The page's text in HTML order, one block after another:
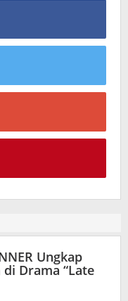
Ungkap
Drama “Late